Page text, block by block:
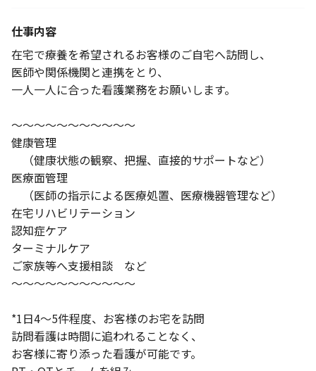
仕事内容
在宅で療養を希望されるお客様のご自宅へ訪問し、
医師や関係機関と連携をとり、
一人一人に合った看護業務をお願いします。
〜〜〜〜〜〜〜〜〜〜〜
健康管理
（健康状態の観察、把握、直接的サポートなど）
医療面管理
（医師の指示による医療処置、医療機器管理など）
在宅リハビリテーション
認知症ケア
ターミナルケア
ご家族等へ支援相談 など
〜〜〜〜〜〜〜〜〜〜〜
*1日4〜5件程度、お客様のお宅を訪問
訪問看護は時間に追われることなく、
お客様に寄り添った看護が可能です。